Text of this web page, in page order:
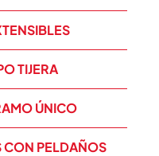
TIJERA
ÚNICO
CON PELDAÑOS